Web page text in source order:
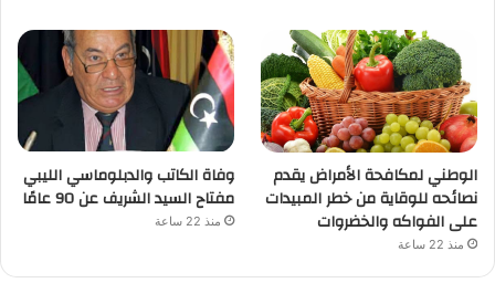
الوطني لمكافحة الأمراض يقدم
نصائحه للوقاية من خطر المبيدات
على الفواكه والخضروات
منذ 22 ساعة
وفاة الكاتب والدبلوماسي الليبي
مفتاح السيد الشريف عن 90 عامًا
منذ 22 ساعة